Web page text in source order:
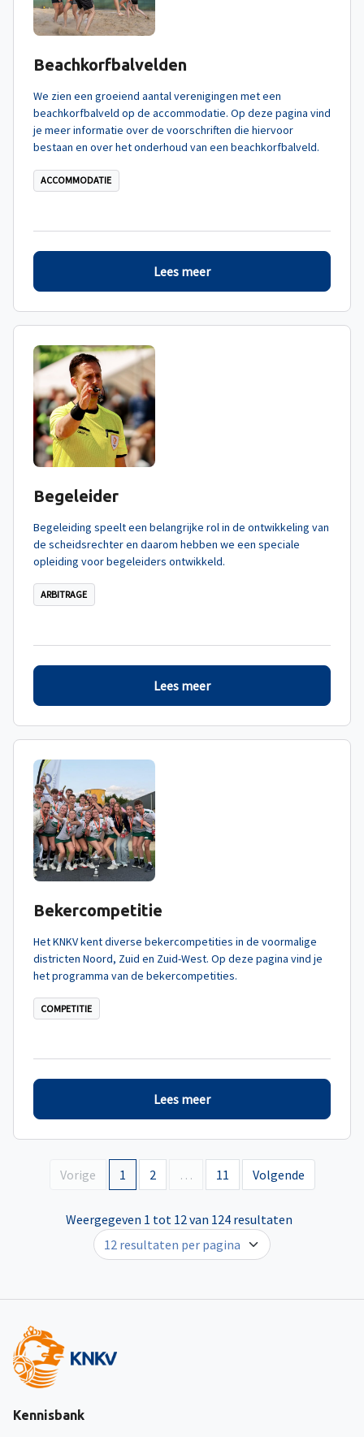
Beachkorfbalvelden
We zien een groeiend aantal verenigingen met een
beachkorfbalveld op de accommodatie. Op deze pagina vind
je meer informatie over de voorschriften die hiervoor
bestaan en over het onderhoud van een beachkorfbalveld.
ACCOMMODATIE
Lees meer
Begeleider
Begeleiding speelt een belangrijke rol in de ontwikkeling van
de scheidsrechter en daarom hebben we een speciale
opleiding voor begeleiders ontwikkeld.
ARBITRAGE
Lees meer
Bekercompetitie
Het KNKV kent diverse bekercompetities in de voormalige
districten Noord, Zuid en Zuid-West. Op deze pagina vind je
het programma van de bekercompetities.
COMPETITIE
Lees meer
Vorige 1 2 … 11 Volgende
Weergegeven 1 tot 12 van 124 resultaten
Kennisbank